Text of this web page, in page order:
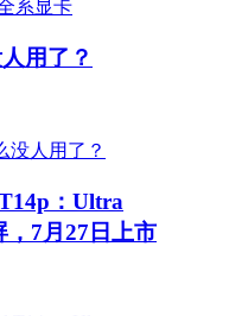
用了？
：Ultra
，7月27日上市